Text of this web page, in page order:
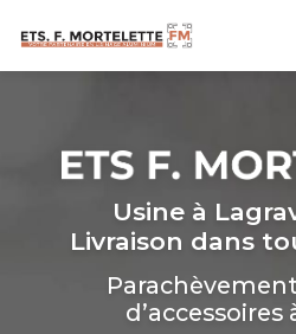
principal
Usine à
Livraison dans
d’accessoires